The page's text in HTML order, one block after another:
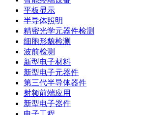
平板显示
半导体照明
精密光学元器件检测
细胞形貌检测
波前检测
新型电子材料
新型电子元器件
第三代半导体器件
射频前端应用
新型电子器件